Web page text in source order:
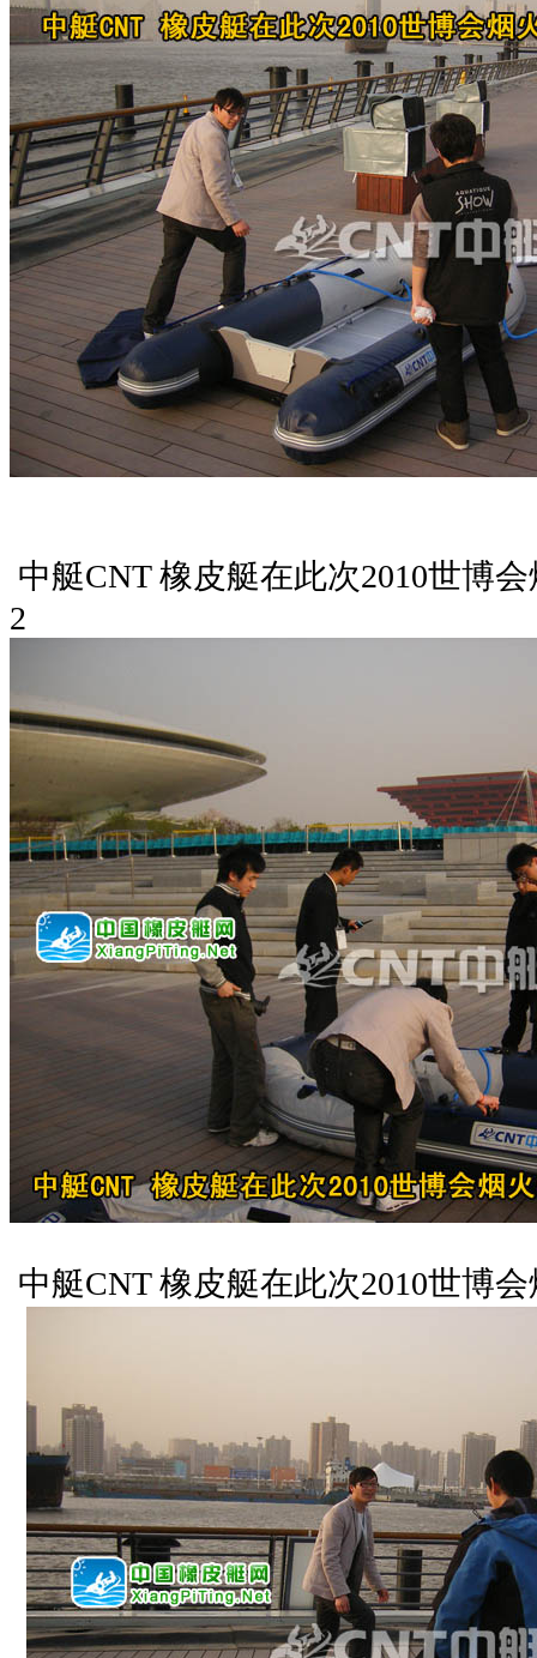
中艇CNT 橡皮艇在此次2010世博
2
中艇CNT 橡皮艇在此次2010世博